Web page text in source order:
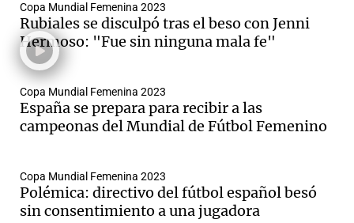
Copa Mundial Femenina 2023
Rubiales se disculpó tras el beso con Jenni
Hermoso: "Fue sin ninguna mala fe"
Copa Mundial Femenina 2023
España se prepara para recibir a las
campeonas del Mundial de Fútbol Femenino
Copa Mundial Femenina 2023
Polémica: directivo del fútbol español besó
sin consentimiento a una jugadora
Notas
Mundial 2026
Notas